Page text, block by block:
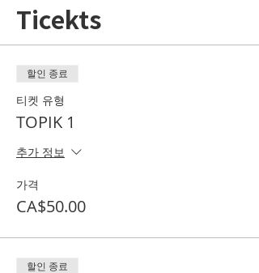
Ticekts
할인 종료
티켓 유형
TOPIK 1
추가 정보
가격
CA$50.00
할인 종료